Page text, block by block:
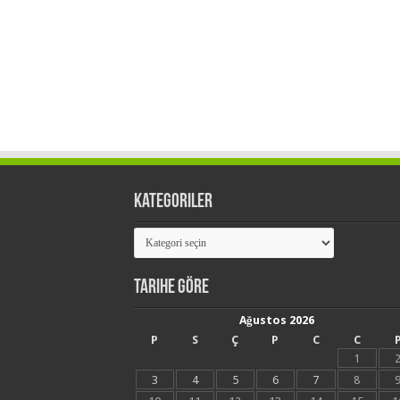
Kategoriler
Kategoriler
Tarihe Göre
Ağustos 2026
P
S Ç P C C
P
1
2
3
4 5 6 7 8
9